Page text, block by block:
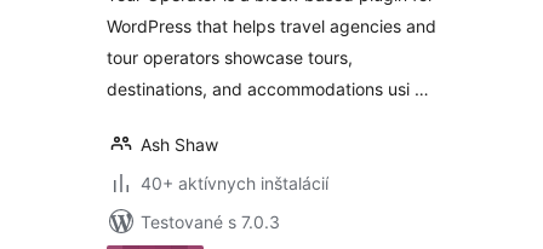
WordPress that helps travel agencies and
tour operators showcase tours,
destinations, and accommodations usi …
Ash Shaw
40+ aktívnych inštalácií
Testované s 7.0.3